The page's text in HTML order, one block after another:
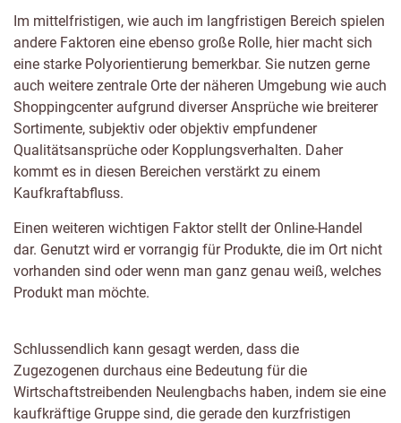
Im mittelfristigen, wie auch im langfristigen Bereich spielen
andere Faktoren eine ebenso große Rolle, hier macht sich
eine starke Polyorientierung bemerkbar. Sie nutzen gerne
auch weitere zentrale Orte der näheren Umgebung wie auch
Shoppingcenter aufgrund diverser Ansprüche wie breiterer
Sortimente, subjektiv oder objektiv empfundener
Qualitätsansprüche oder Kopplungsverhalten. Daher
kommt es in diesen Bereichen verstärkt zu einem
Kaufkraftabfluss.
Einen weiteren wichtigen Faktor stellt der Online-Handel
dar. Genutzt wird er vorrangig für Produkte, die im Ort nicht
vorhanden sind oder wenn man ganz genau weiß, welches
Produkt man möchte.
Schlussendlich kann gesagt werden, dass die
Zugezogenen durchaus eine Bedeutung für die
Wirtschaftstreibenden Neulengbachs haben, indem sie eine
kaufkräftige Gruppe sind, die gerade den kurzfristigen